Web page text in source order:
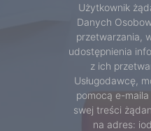
Użytkownik
Danych
przetwarzania,
udostępnienia
z ich
Usługodawcę,
pomocą e-
swej treści
na adres: